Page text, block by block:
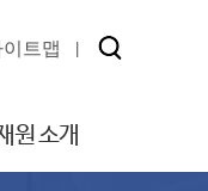
트맵
원 소개